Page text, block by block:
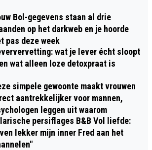
Bol-gegevens staan al drie
op het darkweb en je hoorde
pas deze week
wat je lever écht sloopt
wat alleen loze detoxpraat is
simpele gewoonte maakt vrouwen
aantrekkelijker voor mannen,
leggen uit waarom
persiflages B&B Vol liefde:
lekker mijn inner Fred aan het